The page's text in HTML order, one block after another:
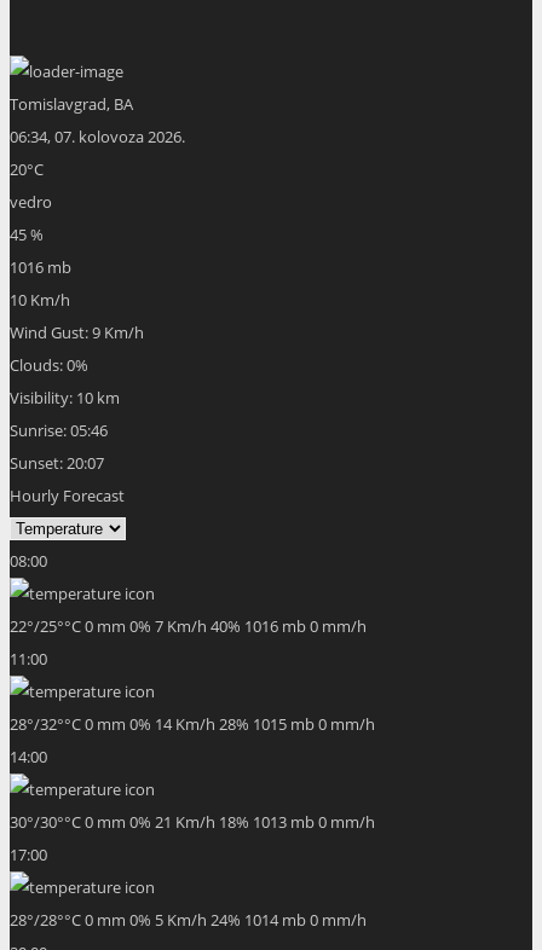
Tomislavgrad, BA
06:34,07. kolovoza 2026.
20°C
vedro
45 %
1016 mb
10 Km/h
Wind Gust:9 Km/h
Clouds:0%
Visibility: 10 km
Sunrise:05:46
Sunset: 20:07
Hourly Forecast
08:00
22°/25°°C0 mm 0% 7 Km/h 40% 1016 mb0 mm/h
11:00
28°/32°°C0 mm 0% 14 Km/h 28% 1015 mb0 mm/h
14:00
30°/30°°C0 mm 0% 21 Km/h 18% 1013 mb0 mm/h
17:00
28°/28°°C0 mm 0% 5 Km/h 24% 1014 mb0 mm/h